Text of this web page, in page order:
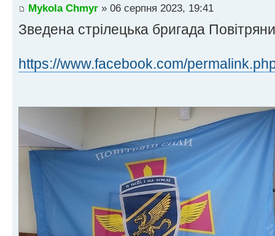
Mykola Chmyr » 06 серпня 2023, 19:41
Зведена стрілецька бригада
https://www.facebook.com/